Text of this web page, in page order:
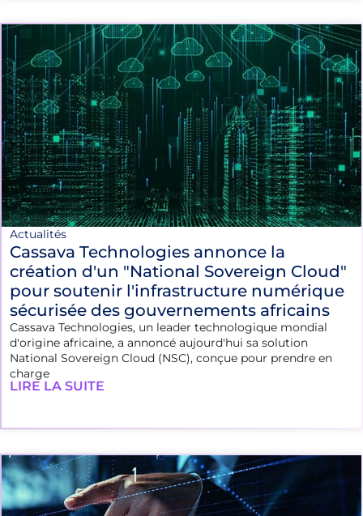
Actualités
Cassava Technologies annonce la
création d'un "National Sovereign Cloud"
pour soutenir l'infrastructure numérique
sécurisée des gouvernements africains
Cassava Technologies, un leader technologique mondial
d'origine africaine, a annoncé aujourd'hui sa solution
National Sovereign Cloud (NSC), conçue pour prendre en
charge
LIRE LA SUITE